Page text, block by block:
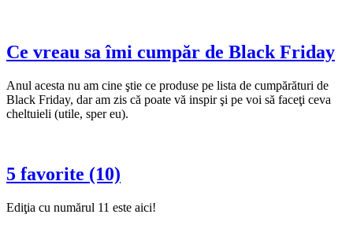
Ce vreau sa îmi cumpăr de Black Friday
Anul acesta nu am cine ştie ce produse pe lista de cumpărături de
Black Friday, dar am zis că poate vă inspir şi pe voi să faceţi ceva
cheltuieli (utile, sper eu).
5 favorite (10)
Ediţia cu numărul 11 este aici!